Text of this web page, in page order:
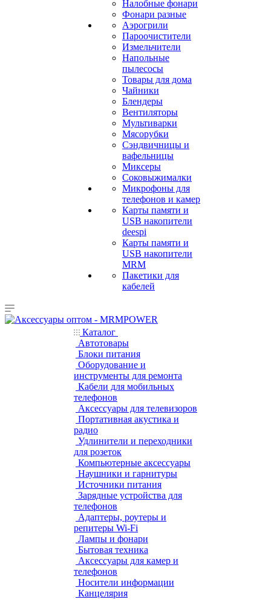
Налобные фонари
Фонари разные
Аэрогрили
Пароочистители
Измельчители
Напольные
пылесосы
Товары для дома
Чайники
Блендеры
Вентиляторы
Мультиварки
Мясорубки
Сэндвичницы и
вафельницы
Миксеры
Соковыжималки
Микрофоны для
телефонов и камер
Карты памяти и
USB накопители
deespi
Карты памяти и
USB накопители
MRM
Пакетики для
кабелей
Каталог
Автотовары
Блоки питания
Оборудование и
инструменты для ремонта
Кабели для мобильных
телефонов
Аксессуары для телевизоров
Портативная акустика и
радио
Удлинители и переходники
для розеток
Компьютерные аксессуары
Наушники и гарнитуры
Источники питания
Зарядные устройства для
телефонов
Адаптеры, роутеры и
репитеры Wi-Fi
Лампы и фонари
Бытовая техника
Аксессуары для камер и
телефонов
Носители информации
Канцелярия